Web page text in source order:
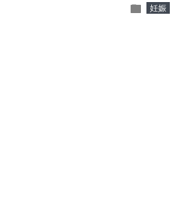
folder 妊娠